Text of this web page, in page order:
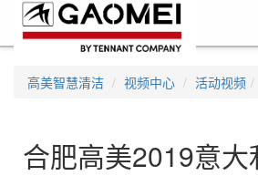
高美智慧清洁 视频中心 活动视频
合肥高美2019意大